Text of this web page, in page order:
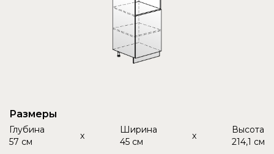
Размеры
Глубина
57 см
x
Ширина
45 см
x
Высота
214,1 см